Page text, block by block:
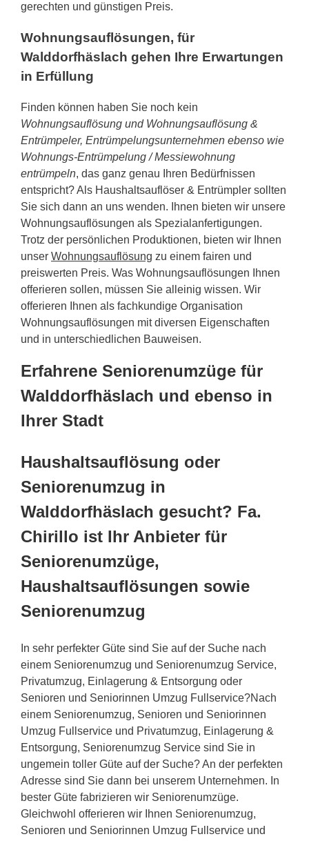
gerechten und günstigen Preis.
Wohnungsauflösungen, für
Walddorfhäslach gehen Ihre Erwartungen
in Erfüllung
Finden können haben Sie noch kein
Wohnungsauflösung und Wohnungsauflösung &
Entrümpeler, Entrümpelungsunternehmen ebenso wie
Wohnungs-Entrümpelung / Messiewohnung
entrümpeln, das ganz genau Ihren Bedürfnissen
entspricht? Als Haushaltsauflöser & Entrümpler sollten
Sie sich dann an uns wenden. Ihnen bieten wir unsere
Wohnungsauflösungen als Spezialanfertigungen.
Trotz der persönlichen Produktionen, bieten wir Ihnen
unser Wohnungsauflösung zu einem fairen und
preiswerten Preis. Was Wohnungsauflösungen Ihnen
offerieren sollen, müssen Sie alleinig wissen. Wir
offerieren Ihnen als fachkundige Organisation
Wohnungsauflösungen mit diversen Eigenschaften
und in unterschiedlichen Bauweisen.
Erfahrene Seniorenumzüge für
Walddorfhäslach und ebenso in
Ihrer Stadt
Haushaltsauflösung oder
Seniorenumzug in
Walddorfhäslach gesucht? Fa.
Chirillo ist Ihr Anbieter für
Seniorenumzüge,
Haushaltsauflösungen sowie
Seniorenumzug
In sehr perfekter Güte sind Sie auf der Suche nach
einem Seniorenumzug und Seniorenumzug Service,
Privatumzug, Einlagerung & Entsorgung oder
Senioren und Seniorinnen Umzug Fullservice?Nach
einem Seniorenumzug, Senioren und Seniorinnen
Umzug Fullservice und Privatumzug, Einlagerung &
Entsorgung, Seniorenumzug Service sind Sie in
ungemein toller Güte auf der Suche? An der perfekten
Adresse sind Sie dann bei unserem Unternehmen. In
bester Güte fabrizieren wir Seniorenumzüge.
Gleichwohl offerieren wir Ihnen Seniorenumzug,
Senioren und Seniorinnen Umzug Fullservice und